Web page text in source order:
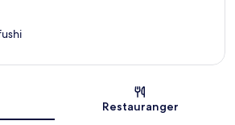
Restauranger